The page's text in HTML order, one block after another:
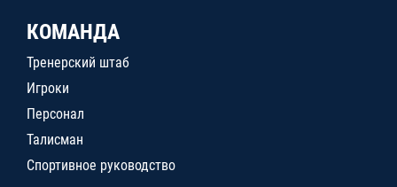
КОМАНДА
Тренерский штаб
Игроки
Персонал
Талисман
Спортивное руководство